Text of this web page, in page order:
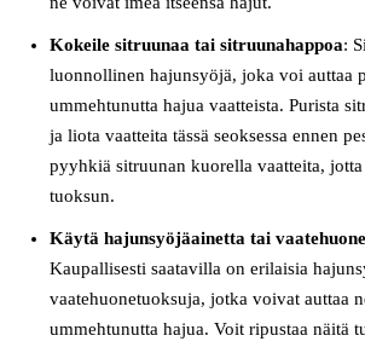
Kokeile sitruunaa tai sitruunahappoa:
luonnollinen hajunsyöjä, joka voi auttaa
ummehtunutta hajua vaatteista. Purista
ja liota vaatteita tässä seoksessa ennen
pyyhkiä sitruunan kuorella vaatteita,
tuoksun.
Käytä hajunsyöjäainetta tai
Kaupallisesti saatavilla on erilaisia
vaatehuonetuoksuja, jotka voivat auttaa
ummehtunutta hajua. Voit ripustaa näitä